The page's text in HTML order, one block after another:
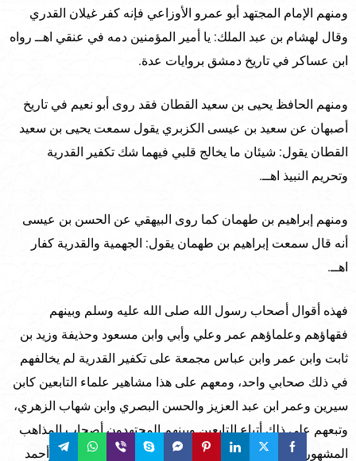
ومنهم الإمام المجتهد أبو عمرو الأوزاعي فإنه كفر غيلان القدري
وقال لهشام بن عبد الملك: يا أمير المؤمنين دمه في عنقي اهــ رواه
ابن عساكر في تاريخ دمشق بروايات عدة.
ومنهم الحافظ يحيى بن سعيد القطان فقد روى أبو نعيم في تاريخ
أصبهان عن سعيد بن عيسى الكزبري يقول سمعت يحيى بن سعيد
القطان يقول: شيئان ما يخالج قلبي فيهما شك تكفير القدرية
وتحريم النبيذ اهــ.
ومنهم إبراهيم بن طهمان كما روى البيهقي عن الحسن بن عيسى
أنه قال سمعت إبراهيم بن طهمان يقول: الجهمية والقدرية كفار
اهــ.
فهذه أقوال أصحاب رسول الله صلى الله عليه وسلم وبينهم
فقهاؤهم وعلماؤهم عمر وعلي وأبي وابن مسعود وحذيفة وزيد بن
ثابت وابن عمر وابن عباس مجمعة على تكفير القدرية لم يخالفهم
في ذلك صحابي واحد، ومعهم على هذا مشاهير علماء التابعين كابن
سيرين وعمر ابن عبد العزيز والحسن البصري وابن شهاب الزهري،
وتبعهم على ذلك أتباع التابعين وبينهم المجتهدون أصحاب المذاهب
المشهورة المتبوعة مالك وأبو حنيفة والأوزاعي والشافعي وأحمد